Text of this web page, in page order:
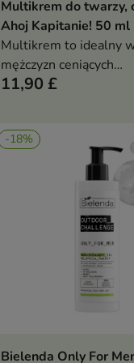
Multikrem do twarzy,
Ahoj Kapitanie! 50 ml
Multikrem to idealny
mężczyzn ceniących
funkcjonalność i
11,90 £
-18%
Bielenda Only For